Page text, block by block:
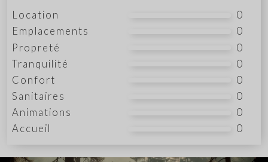
Location
0
Emplacements
0
Propreté
0
Tranquilité
0
Confort
0
Sanitaires
0
Animations
0
Accueil
0